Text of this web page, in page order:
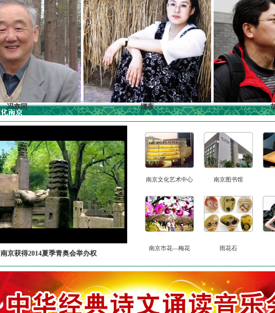
娜夜 胡弦
南京文化艺术中心 南京图书馆
南京市花—梅花 雨花石
南京获得2014夏季青奥会举办权